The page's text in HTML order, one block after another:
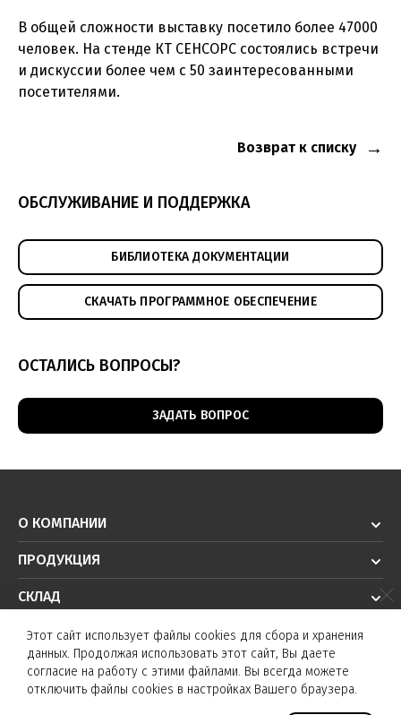
В общей сложности выставку посетило более 47000
человек. На стенде КТ СЕНСОРС состоялись встречи
и дискуссии более чем с 50 заинтересованными
посетителями.
Возврат к списку
ОБСЛУЖИВАНИЕ И ПОДДЕРЖКА
БИБЛИОТЕКА ДОКУМЕНТАЦИИ
СКАЧАТЬ ПРОГРАММНОЕ ОБЕСПЕЧЕНИЕ
ОСТАЛИСЬ ВОПРОСЫ?
ЗАДАТЬ ВОПРОС
О КОМПАНИИ
ПРОДУКЦИЯ
СКЛАД
РЕШЕНИЯ
ТЕХПОДДЕРЖКА
Этот сайт использует файлы cookies для сбора и хранения
данных. Продолжая использовать этот сайт, Вы даете
согласие на работу с этими файлами. Вы всегда можете
отключить файлы cookies в настройках Вашего браузера.